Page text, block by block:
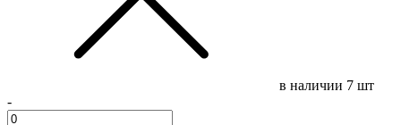
в наличии 7 шт
-